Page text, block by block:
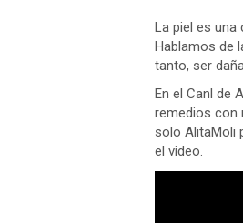
La piel es
Hablamos de
tanto, ser
En el Canl de
remedios con
solo AlitaMoli
el video.